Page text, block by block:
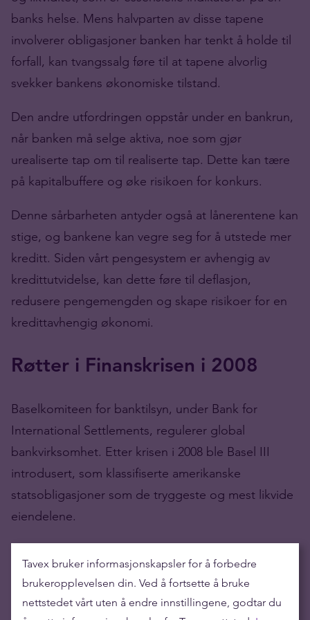
banks helse. Mens halvparten av disse tapene
involverer obligasjoner banken har tenkt å holde til
forfall, kan tvangssalg føre til at tapene alvorlig
svekker bankens økonomiske tilstand.
Den andre utfordringen oppstår under en bankrun,
når banken må selge aktiva, noe som gjør
urealiserte tap om til realiserte tap. Dette kan tære
på kapitalbuffere og øke risikoen for konkurs.
Denne sårbarheten antyder også at lånerentene kan
stige, og bankene kan vegre seg for å utstede mer
kreditt. Siden vårt pengesystem er avhengig av
kredittutvidelse, kan dette føre til deflasjon,
redusere pengemengden og skape risikoer for en
kredittavhengig økonomi.
Røtter i Finanskrisen i 2008
Baselkomiteen for banktilsyn, under Bank for
International Settlements, regulerer global
bankvirksomhet. Etter krisen i 2008 ble Basel III
introdusert, som klassifiserte amerikanske
statsobligasjoner som de tryggeste og mest likvide
eiendelene.
at banker i stor grad investerte i amerikanske
statsobligasjoner, og behandlet dem som likestilt
med kontanter og sentralbankreserver. Denne
Tavex bruker informasjonskapsler for å forbedre
brukeropplevelsen din. Ved å fortsette å bruke
nettstedet vårt uten å endre innstillingene, godtar du